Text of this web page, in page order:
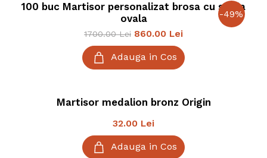
-49%
100 buc Martisor personalizat brosa cu sticla
ovala
1700.00 Lei 860.00 Lei
Adauga in Cos
Martisor medalion bronz Origin
32.00 Lei
Adauga in Cos